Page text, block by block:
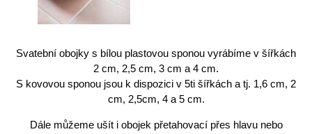
Svatební obojky s bílou plastovou sponou vyrábíme v šířkách
2 cm, 2,5 cm, 3 cm a 4 cm.
S kovovou sponou jsou k dispozici v 5ti šířkách a tj. 1,6 cm, 2
cm, 2,5cm, 4 a 5 cm.
Dále můžeme ušít i obojek přetahovací přes hlavu nebo